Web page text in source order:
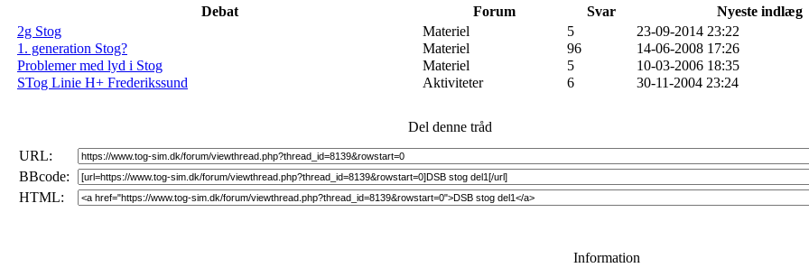
Debat
Forum Svar
Nyeste indlæg
2g Stog
Materiel 5
23-09-2014 23:22
1. generation Stog?
Materiel 96
14-06-2008 17:26
Problemer med lyd i Stog
Materiel 5
10-03-2006 18:35
STog Linie H+ Frederikssund
Aktiviteter 6 30-11-2004 23:24
Del denne tråd
URL:
BBcode:
HTML:
Information